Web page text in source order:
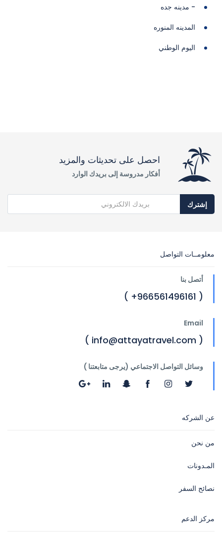
- مدينه جده
المدينه المنوره
اليوم الوطني
احصل على تحديثات والمزيد
أفكار مدروسة إلى بريدك الوارد
إشترك
معلومــات التواصل
أتصل بنا
( 966561496161+ )
Email
( info@attayatravel.com )
وسائل التواصل الاجتماعي (يرجى متابعتنا )
عن الشركه
من نحن
المـدونات
نصائح السفر
مركز الدعم